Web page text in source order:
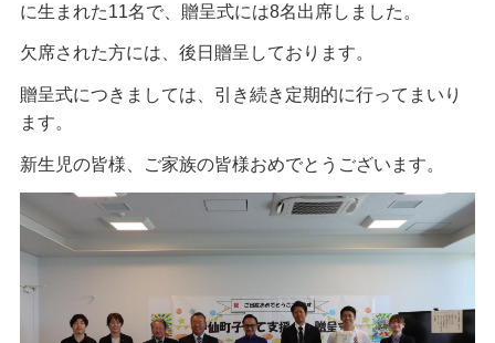
に生まれた11名で、贈呈式には8名出席しました。
欠席された方には、後日贈呈しております。
贈呈式につきましては、引き続き定期的に行ってまいり
ます。
新生児の皆様、ご家族の皆様おめでとうございます。